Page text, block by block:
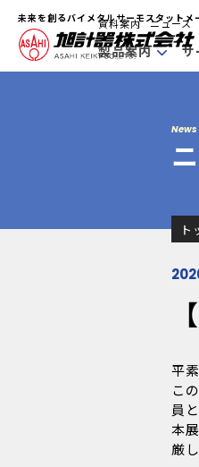
未来を創るバイメタルサーモスタットメ
製品案内 サ
資料案内 ニュース
News
ト
平
こ
員
本
厳